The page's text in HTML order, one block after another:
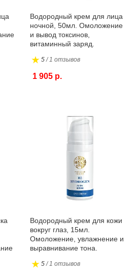
Водородный крем для лица
ночной, 50мл. Омоложение
и вывод токсинов,
витаминный заряд.
5/ 1 отзывов
1 905 р.
Водородный крем для кожи
вокруг глаз, 15мл.
Омоложение, увлажнение и
выравнивание тона.
5/ 1 отзывов